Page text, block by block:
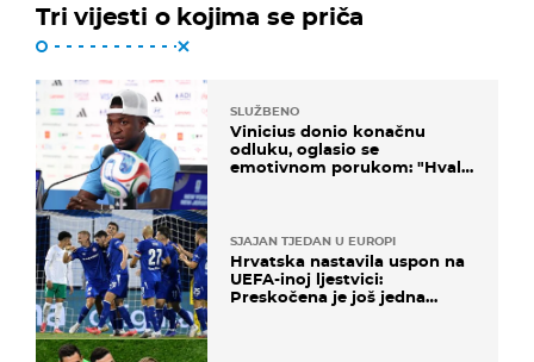
Tri vijesti o kojima se priča
SLUŽBENO
Vinicius donio konačnu
odluku, oglasio se
emotivnom porukom: "Hvala
SJAJAN TJEDAN U EUROPI
Hrvatska nastavila uspon na
UEFA-inoj ljestvici:
Preskočena je još jedna